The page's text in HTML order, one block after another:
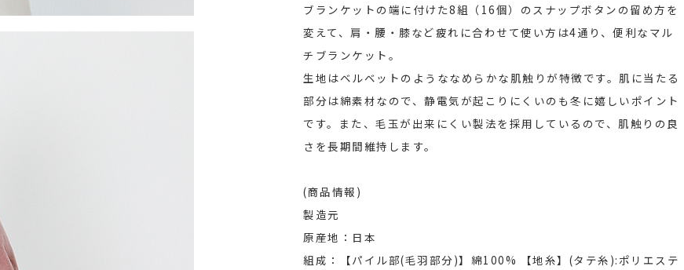
ブランケットの端に付けた8組（16個）のスナップボタンの留め方を
変えて、肩・腰・膝など疲れに合わせて使い方は4通り、便利なマル
チブランケット。
生地はベルベットのようななめらかな肌触りが特徴です。肌に当たる
部分は綿素材なので、静電気が起こりにくいのも冬に嬉しいポイント
です。また、毛玉が出来にくい製法を採用しているので、肌触りの良
さを長期間維持します。
(商品情報)
製造元
原産地：日本
組成：【パイル部(毛羽部分)】綿100% 【地糸】(タテ糸):ポリエステ